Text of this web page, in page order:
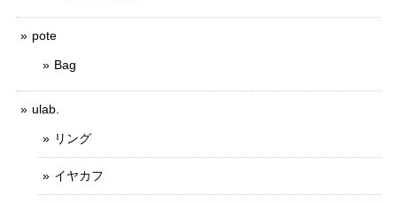
pote
Bag
ulab.
リング
イヤカフ